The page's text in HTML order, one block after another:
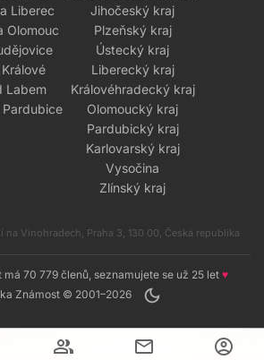
group mail account_circle
Liberec
Olomouc
Labem
Pardubice
Jihočeský kraj
Plzeňský kraj
Ústecký kraj
Liberecký kraj
Královéhradecký kraj
Olomoucký kraj
Pardubický kraj
Karlovarský kraj
Vysočina
Zlínský kraj
na Vinohradech, Praha 3, 130 00, Česká republika
70 779 členů, seznamujete se už 25 let ♥
Známost © 2001–2026
dark_mode